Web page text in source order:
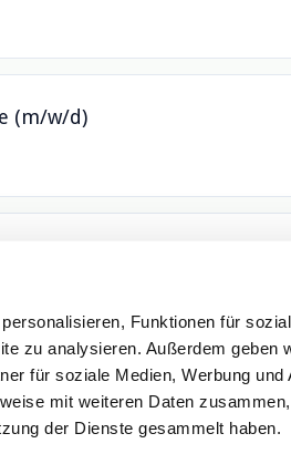
Funktionen für
zu analysieren. Außerdem geben
für soziale Medien, Werbung und
mit weiteren Daten
der Dienste gesammelt haben.
(m/w/d)
•Kontakt Impressum